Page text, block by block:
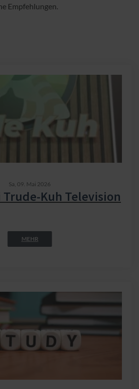
Empfehlungen.
Sa, 09. Mai 2026
Trude-Kuh Television
MEHR